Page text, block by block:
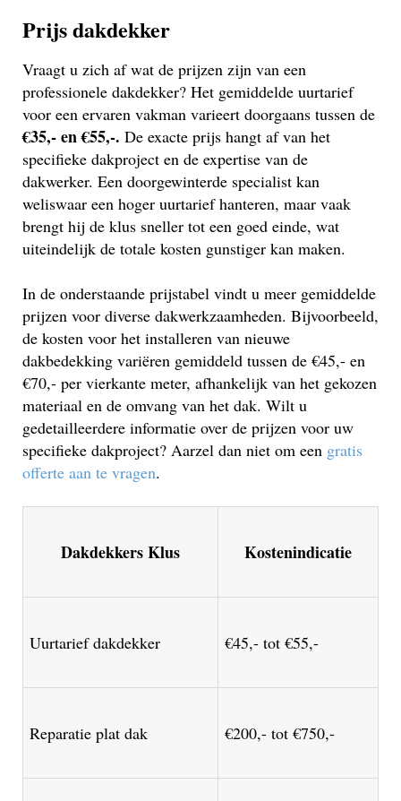
Prijs dakdekker
Vraagt u zich af wat de prijzen zijn van een
professionele dakdekker? Het gemiddelde uurtarief
voor een ervaren vakman varieert doorgaans tussen de
€35,- en €55,-. De exacte prijs hangt af van het
specifieke dakproject en de expertise van de
dakwerker. Een doorgewinterde specialist kan
weliswaar een hoger uurtarief hanteren, maar vaak
brengt hij de klus sneller tot een goed einde, wat
uiteindelijk de totale kosten gunstiger kan maken.
In de onderstaande prijstabel vindt u meer gemiddelde
prijzen voor diverse dakwerkzaamheden. Bijvoorbeeld,
de kosten voor het installeren van nieuwe
dakbedekking variëren gemiddeld tussen de €45,- en
€70,- per vierkante meter, afhankelijk van het gekozen
materiaal en de omvang van het dak. Wilt u
gedetailleerdere informatie over de prijzen voor uw
specifieke dakproject? Aarzel dan niet om een gratis
offerte aan te vragen.
Dakdekkers Klus Kostenindicatie
Uurtarief dakdekker €45,- tot €55,-
Reparatie plat dak €200,- tot €750,-